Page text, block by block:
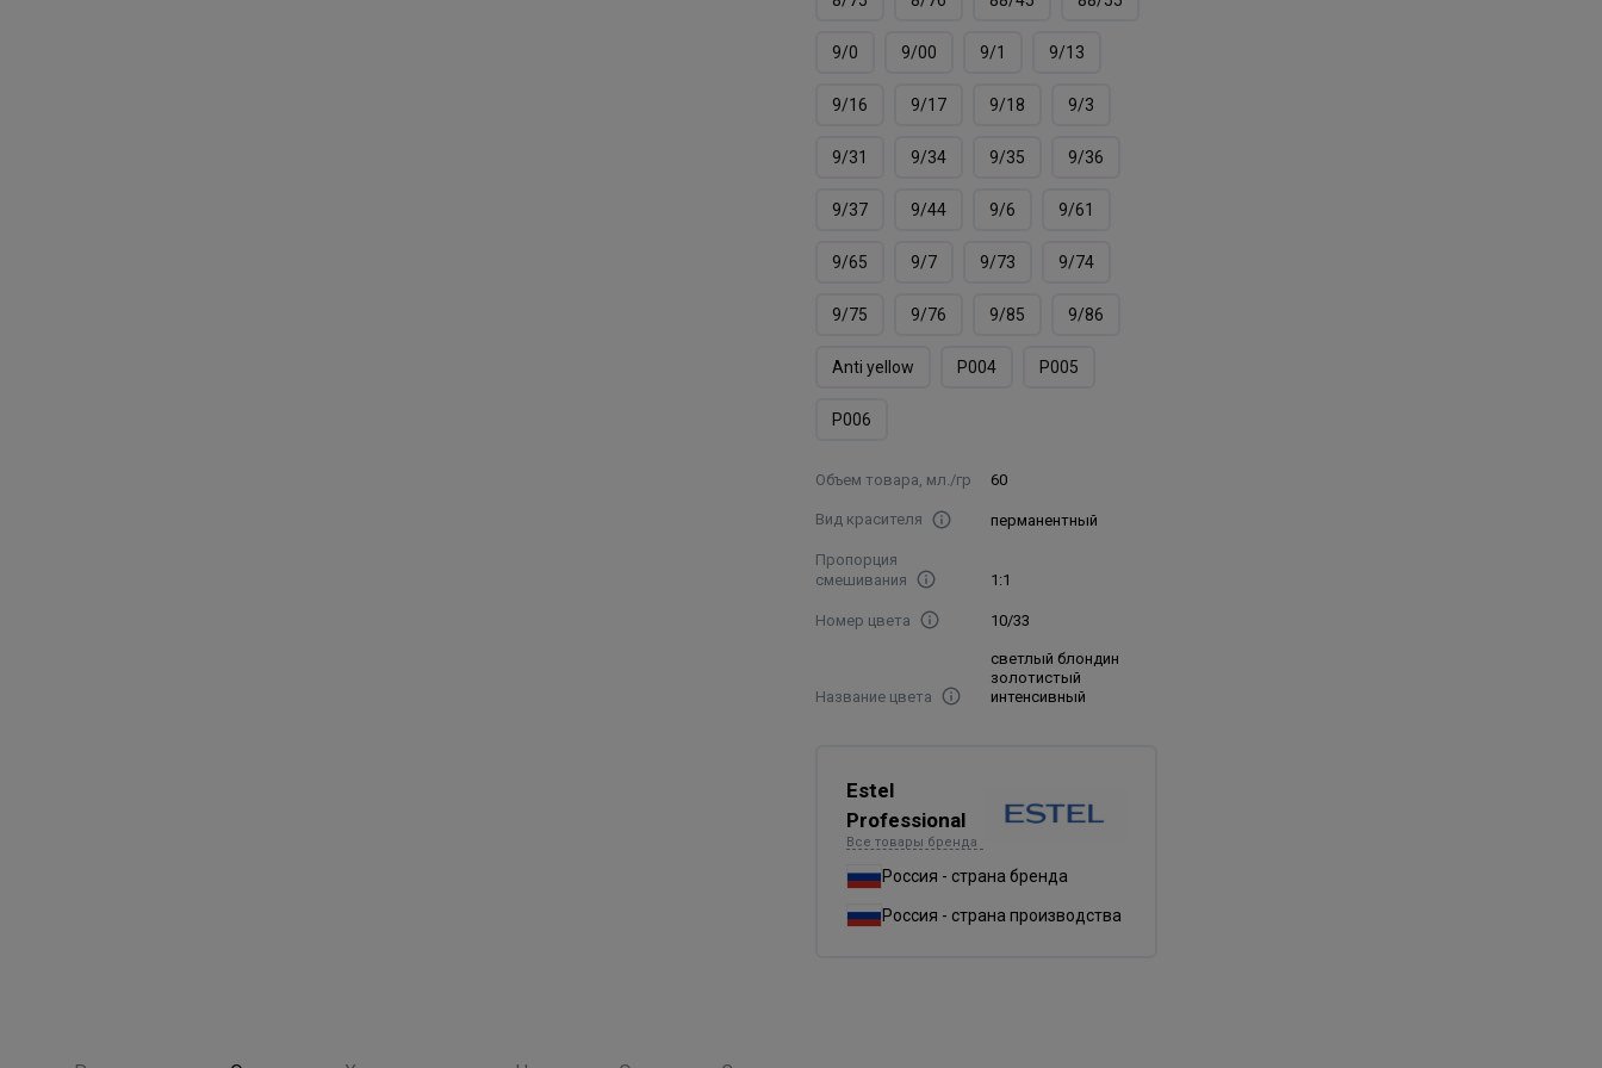
9/0 9/00 9/1 9/13
9/16 9/17 9/18 9/3
9/31 9/34 9/35 9/36
9/37 9/44 9/6 9/61
9/65 9/7 9/73 9/74
9/75 9/76 9/85 9/86
Аnti yellow Р004 Р005
Р006
Объем товара, мл./гр 60
Вид красителя перманентный
Пропорция
смешивания
1:1
Номер цвета 10/33
Название цвета
светлый блондин
золотистый
интенсивный
Estel
Professional
Все товары бренда
Россия - страна бренда
Россия - страна производства